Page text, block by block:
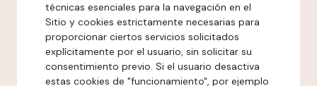
técnicas esenciales para la navegación en el
Sitio y cookies estrictamente necesarias para
proporcionar ciertos servicios solicitados
explícitamente por el usuario, sin solicitar su
consentimiento previo. Si el usuario desactiva
estas cookies de "funcionamiento", por ejemplo